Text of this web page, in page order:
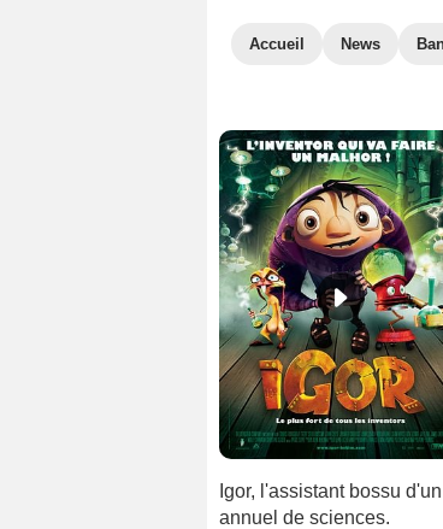
Accueil News
Igor, l'assistant bossu
annuel de sciences.